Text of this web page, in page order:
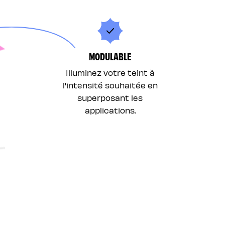
MODULABLE
Illuminez votre teint à
l'intensité souhaitée en
superposant les
applications.